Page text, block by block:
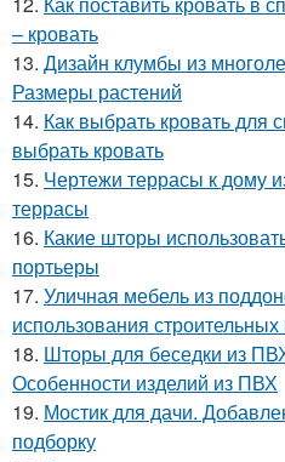
– кровать
13. Дизайн клумбы из
Размеры растений
14. Как выбрать кровать для
выбрать кровать
15. Чертежи террасы к дому
террасы
16. Какие шторы
портьеры
17. Уличная мебель из
использования
18. Шторы для беседки из
Особенности изделий из ПВХ
19. Мостик для дачи.
подборку